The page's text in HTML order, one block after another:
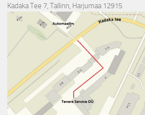
Kadaka Tee 7, Tallinn, Harjumaa 12915